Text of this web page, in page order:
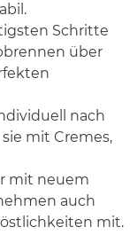
Schritte
über
nach
mit Cremes,
mit neuem
auch
mit.